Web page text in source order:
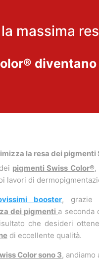
massima
diventano
la resa dei pigmenti
pigmenti Swiss Color®,
lavori di
booster, grazie
dei pigmenti a seconda
che desideri
di eccellente qualità.
Color sono 3, andiamo